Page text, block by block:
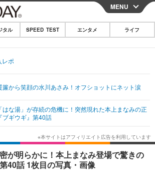
CLOSE
その他
韓国・芸能
スポーツ
グルメ
ショッピング
方法
MENU
タル SPEED TEST エンタメ ライフ
レポ
簾から笑顔の水川あさみ！オフショットにネット涙
はな湯」が存続の危機に！突然現れた本上まなみの正
ブギウギ』第40話
が明らかに！本上まなみ登場で驚きの
40話 1枚目の写真・画像